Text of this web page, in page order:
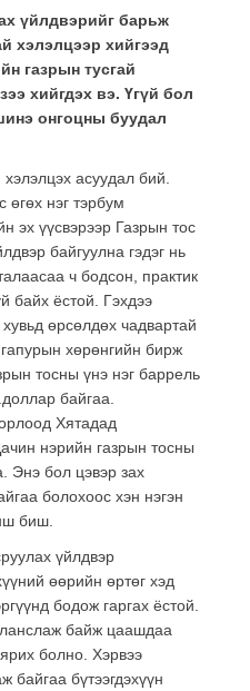
үйлдвэрийг барьж
хэлэлцээр хийгээд
газрын тусгай
хийгдэх вэ. Үгүй бол
онгоцны буудал
асуудал бий.
өгөх нэг тэрбум
эх үүсвэрээр Газрын тос
байгуулна гэдэг нь
ч бодсон, практик
байх ёстой. Гэхдээ
өрсөлдөх чадвартай
хөрөнгийн бирж
тосны үнэ нэг баррель
байгаа.
Хятадад
нэрийн газрын тосны
Энэ бол цэвэр зах
болохоос хэн нэгэн
биш.
үйлдвэр
өөрийн өртөг хэд
бодож гаргах ёстой.
байж цаашдаа
болно. Хэрвээ
байгаа бүтээгдэхүүн